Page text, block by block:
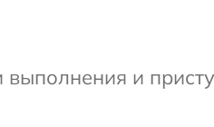
выполнения и